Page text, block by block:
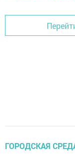
ГОРОДСКАЯ